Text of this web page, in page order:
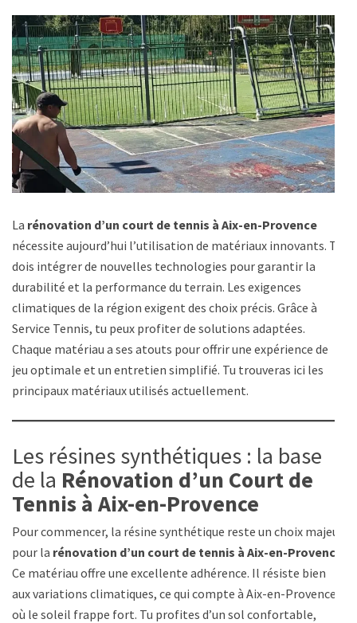
La rénovation d’un court de tennis à Aix-en-Provence
nécessite aujourd’hui l’utilisation de matériaux innovants. Tu
dois intégrer de nouvelles technologies pour garantir la
durabilité et la performance du terrain. Les exigences
climatiques de la région exigent des choix précis. Grâce à
Service Tennis, tu peux profiter de solutions adaptées.
Chaque matériau a ses atouts pour offrir une expérience de
jeu optimale et un entretien simplifié. Tu trouveras ici les
principaux matériaux utilisés actuellement.
Les résines synthétiques : la base
de la Rénovation d’un Court de
Tennis à Aix-en-Provence
Pour commencer, la résine synthétique reste un choix majeur
pour la rénovation d’un court de tennis à Aix-en-Provence
Ce matériau offre une excellente adhérence. Il résiste bien
aux variations climatiques, ce qui compte à Aix-en-Provence
où le soleil frappe fort. Tu profites d’un sol confortable,